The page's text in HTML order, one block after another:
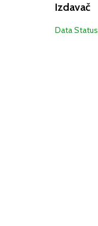
Izdavač
Data Status